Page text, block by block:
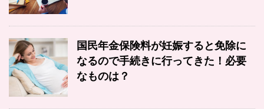
国民年金保険料が妊娠すると免除に
なるので手続きに行ってきた！必要
なものは？